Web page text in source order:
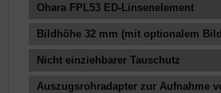
Ohara FPL53 ED-Linsenelement
Bildhöhe 32 mm (mit optionalem
Nicht einziehbarer Tauschutz
Auszugsrohradapter zur Aufnahme